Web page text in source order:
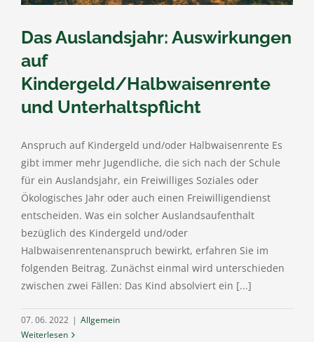
Das Auslandsjahr: Auswirkungen
auf
Kindergeld/Halbwaisenrente
und Unterhaltspflicht
Anspruch auf Kindergeld und/oder Halbwaisenrente Es
gibt immer mehr Jugendliche, die sich nach der Schule
für ein Auslandsjahr, ein Freiwilliges Soziales oder
Ökologisches Jahr oder auch einen Freiwilligendienst
entscheiden. Was ein solcher Auslandsaufenthalt
bezüglich des Kindergeld und/oder
Halbwaisenrentenanspruch bewirkt, erfahren Sie im
folgenden Beitrag. Zunächst einmal wird unterschieden
zwischen zwei Fällen: Das Kind absolviert ein [...]
07. 06. 2022 | Allgemein
Weiterlesen